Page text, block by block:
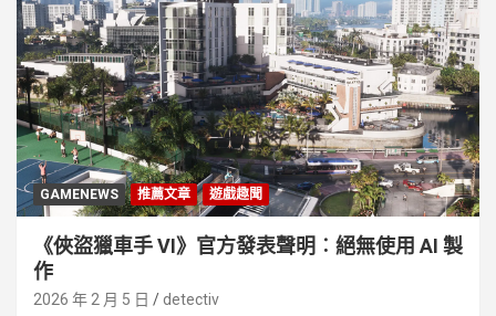
GAMENEWS 推薦文章 遊戲趣聞
《俠盜獵車手 VI》官方發表聲明︰絕無使用 AI 製
作
2026 年 2 月 5 日 detectiv